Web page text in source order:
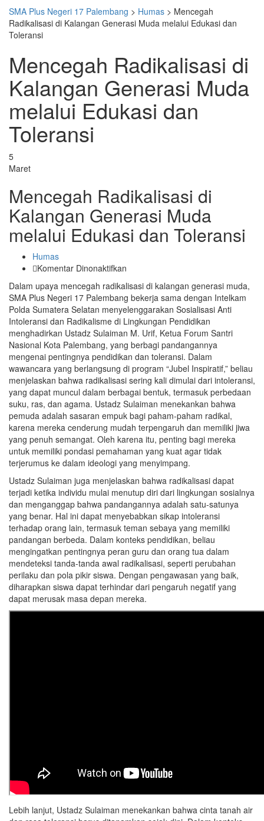
SMA Plus Negeri 17 Palembang > Humas > Mencegah
Radikalisasi di Kalangan Generasi Muda melalui Edukasi dan
Toleransi
Mencegah Radikalisasi di
Kalangan Generasi Muda
melalui Edukasi dan
Toleransi
5
Maret
Mencegah Radikalisasi di
Kalangan Generasi Muda
melalui Edukasi dan Toleransi
Humas
Komentar Dinonaktifkan
Radikalisasi
di
Kalangan
Generasi
Muda
melalui
Edukasi
dan
Toleransi
Dalam upaya mencegah radikalisasi di kalangan generasi muda,
SMA Plus Negeri 17 Palembang bekerja sama dengan Intelkam
Polda Sumatera Selatan menyelenggarakan Sosialisasi Anti
Intoleransi dan Radikalisme di Lingkungan Pendidikan
menghadirkan Ustadz Sulaiman M. Urif, Ketua Forum Santri
Nasional Kota Palembang, yang berbagi pandangannya
mengenai pentingnya pendidikan dan toleransi. Dalam
wawancara yang berlangsung di program “Jubel Inspiratif,” beliau
menjelaskan bahwa radikalisasi sering kali dimulai dari intoleransi,
yang dapat muncul dalam berbagai bentuk, termasuk perbedaan
suku, ras, dan agama. Ustadz Sulaiman menekankan bahwa
pemuda adalah sasaran empuk bagi paham-paham radikal,
karena mereka cenderung mudah terpengaruh dan memiliki jiwa
yang penuh semangat. Oleh karena itu, penting bagi mereka
untuk memiliki pondasi pemahaman yang kuat agar tidak
terjerumus ke dalam ideologi yang menyimpang.
Ustadz Sulaiman juga menjelaskan bahwa radikalisasi dapat
terjadi ketika individu mulai menutup diri dari lingkungan sosialnya
dan menganggap bahwa pandangannya adalah satu-satunya
yang benar. Hal ini dapat menyebabkan sikap intoleransi
terhadap orang lain, termasuk teman sebaya yang memiliki
pandangan berbeda. Dalam konteks pendidikan, beliau
mengingatkan pentingnya peran guru dan orang tua dalam
mendeteksi tanda-tanda awal radikalisasi, seperti perubahan
perilaku dan pola pikir siswa. Dengan pengawasan yang baik,
diharapkan siswa dapat terhindar dari pengaruh negatif yang
dapat merusak masa depan mereka.
Lebih lanjut, Ustadz Sulaiman menekankan bahwa cinta tanah air